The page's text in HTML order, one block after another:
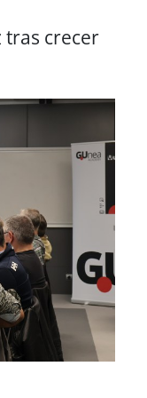
tras crecer